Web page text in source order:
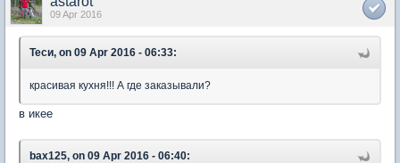
09 Apr 2016
Теси, on 09 Apr 2016 - 06:33:
красивая кухня!!! А где заказывали?
в икее
bax125, on 09 Apr 2016 - 06:40: